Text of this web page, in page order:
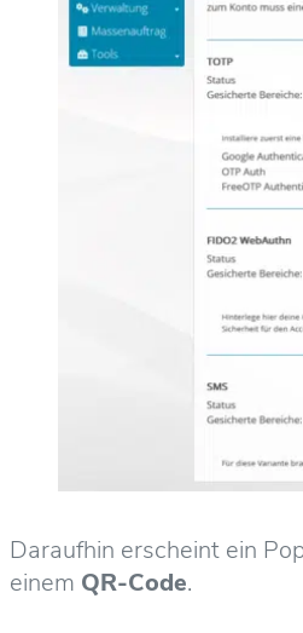
Daraufhin erscheint ein
einem QR-Code.